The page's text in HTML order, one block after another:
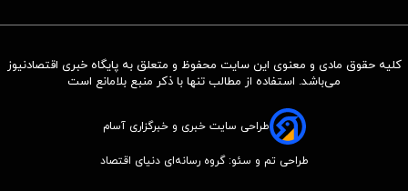
کلیه حقوق مادی و معنوی این سایت محفوظ و متعلق به پایگاه خبری اقتصادنیوز
می‌باشد. استفاده از مطالب تنها با ذکر منبع بلامانع است
طراحی سایت خبری و خبرگزاری آسام
طراحی تم و سئو: گروه رسانه‌ای دنیای اقتصاد